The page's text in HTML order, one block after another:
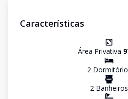
Características
Área Privativa
2Dormitório
2 Banheiros